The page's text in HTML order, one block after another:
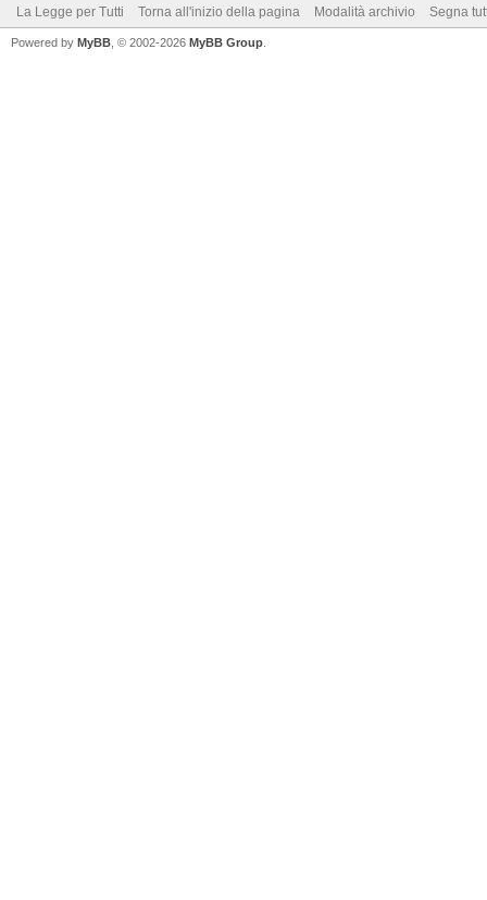
La Legge per Tutti Torna all'inizio della pagina Modalità archivio Segna
Powered by MyBB , © 2002-2026 MyBB Group